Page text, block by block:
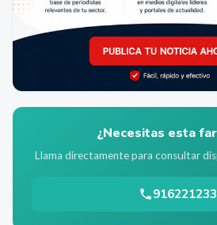
¿Necesitas esta
Llama directamente para consultar
916221233